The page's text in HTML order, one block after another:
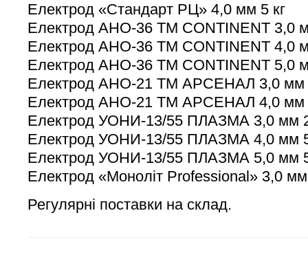
Електрод «Стандарт РЦ» 4,0 мм 5 кг
Електрод АНО-36 TM CONTINENT 3,0
Електрод АНО-36 TM CONTINENT 4,0
Електрод АНО-36 TM CONTINENT 5,0
Електрод АНО-21 ТМ АРСЕНАЛ 3,0 мм
Електрод АНО-21 ТМ АРСЕНАЛ 4,0 мм
Електрод УОНИ-13/55 ПЛАЗМА 3,0 мм
Електрод УОНИ-13/55 ПЛАЗМА 4,0 мм
Електрод УОНИ-13/55 ПЛАЗМА 5,0 мм
Електрод «Моноліт Professional» 3,0 мм
Регулярні поставки на склад.